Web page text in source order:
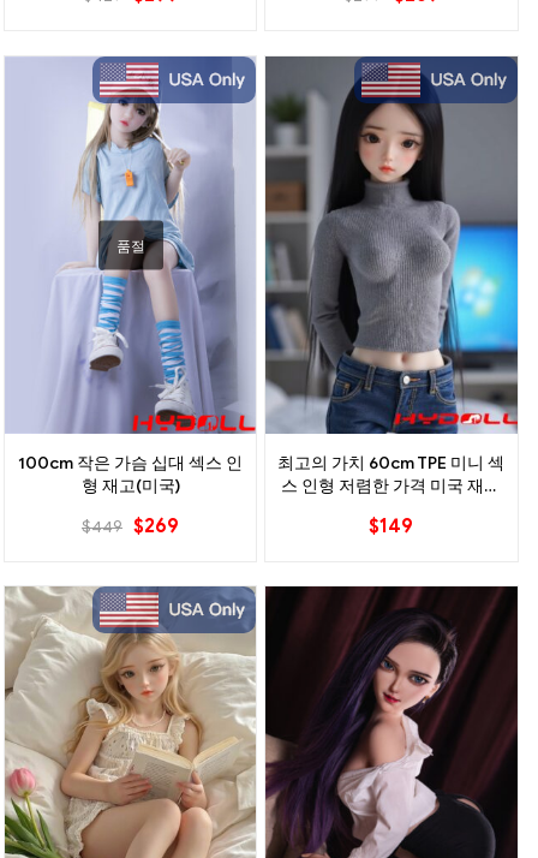
품절
100cm 작은 가슴 십대 섹스 인
형 재고(미국)
$449 $269
최고의 가치 60cm TPE 미니 섹
스 인형 저렴한 가격 미국 재고
$149